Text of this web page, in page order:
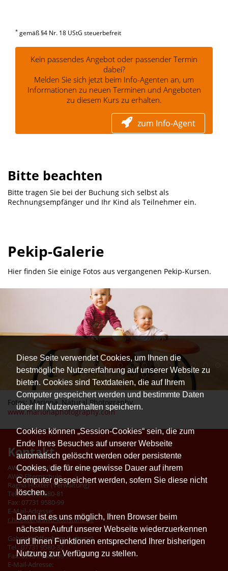
Diese Seite verwendet Cookies, um Ihnen die
bestmögliche Nutzererfahrung auf unserer Website zu
bieten. Cookies sind Textdateien, die auf Ihrem
Computer gespeichert werden und bestimmte Daten
über Ihr Nutzerverhalten speichern.
Cookies können „Session-Cookies“ sein, die zum
Ende Ihres Besuches auf unserer Webseite
automatisch gelöscht werden oder persistente
Cookies, die für eine gewisse Dauer auf ihrem
Computer gespeichert werden, sofern Sie diese nicht
löschen.
Dann ist es uns möglich, Ihren Browser beim
nächsten Aufruf unserer Webseite wiederzuerkennen
und Ihnen Funktionen entsprechend Ihrer bisherigen
Nutzung zur Verfügung zu stellen.
* gemäß §4 Nr. 18 UStG steuerbefreit
Kein passendes Angebot oder passender Termin
dabei?
Melden Sie sich jetzt beim Info-Agenten an, um
Informationen zu neuen Terminen und Angeboten
zu diesem Kurs zu erhalten.
zum Info-Agent
Bitte beachten
Bitte tragen Sie bei der Buchung sich selbst als
Rechnungsempfänger und Ihr Kind als Teilnehmer ein.
Pekip-Galerie
Hier finden Sie einige Fotos aus vergangenen Pekip-Kursen.
Fotos: Mariona, Natural Photography,
www.marionaphotography.com
Kontakt
AWO Kreisverband Konstanz e.V.
AWO Elternschule
Ragna Höxter (Verwaltung)
Tel.: 07731 9580-81
Fax: 07731 9580-99
E-Mail-Adresse:
r.hoexter@awo-konstanz.de
Gabriele Offenberg (Leitung)
Tel.: 07731 9580-32
Fax: 07731 9580-99
E-Mail-Adresse: